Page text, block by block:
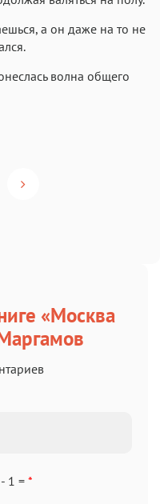
а он даже на то не
волна общего
«Москва
1 =*